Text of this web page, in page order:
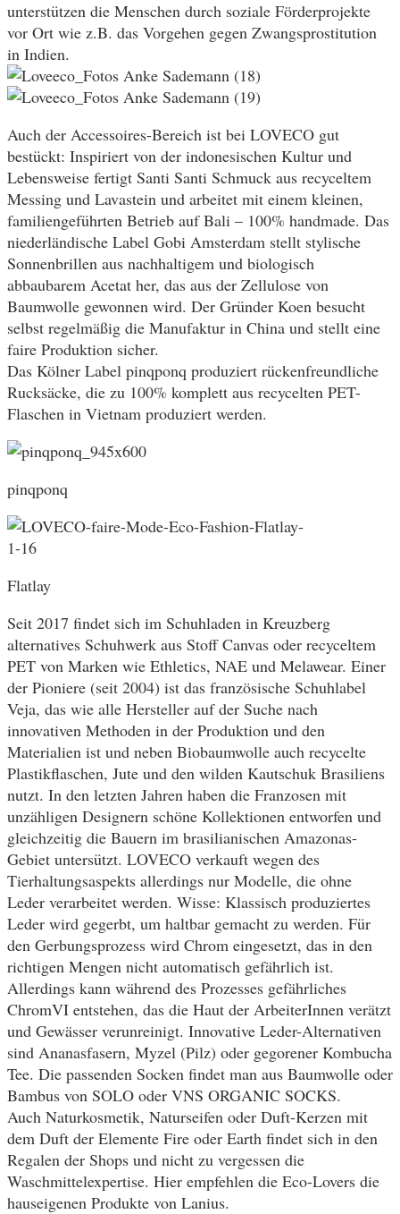
unterstützen die Menschen durch soziale Förderprojekte
vor Ort wie z.B. das Vorgehen gegen Zwangsprostitution
in Indien.
Auch der Accessoires-Bereich ist bei LOVECO gut
bestückt: Inspiriert von der indonesischen Kultur und
Lebensweise fertigt Santi Santi Schmuck aus recyceltem
Messing und Lavastein und arbeitet mit einem kleinen,
familiengeführten Betrieb auf Bali – 100% handmade. Das
niederländische Label Gobi Amsterdam stellt stylische
Sonnenbrillen aus nachhaltigem und biologisch
abbaubarem Acetat her, das aus der Zellulose von
Baumwolle gewonnen wird. Der Gründer Koen besucht
selbst regelmäßig die Manufaktur in China und stellt eine
faire Produktion sicher.
Das Kölner Label pinqponq produziert rückenfreundliche
Rucksäcke, die zu 100% komplett aus recycelten PET-
Flaschen in Vietnam produziert werden.
pinqponq
Flatlay
Seit 2017 findet sich im Schuhladen in Kreuzberg
alternatives Schuhwerk aus Stoff Canvas oder recyceltem
PET von Marken wie Ethletics, NAE und Melawear. Einer
der Pioniere (seit 2004) ist das französische Schuhlabel
Veja, das wie alle Hersteller auf der Suche nach
innovativen Methoden in der Produktion und den
Materialien ist und neben Biobaumwolle auch recycelte
Plastikflaschen, Jute und den wilden Kautschuk Brasiliens
nutzt. In den letzten Jahren haben die Franzosen mit
unzähligen Designern schöne Kollektionen entworfen und
gleichzeitig die Bauern im brasilianischen Amazonas-
Gebiet untersützt. LOVECO verkauft wegen des
Tierhaltungsaspekts allerdings nur Modelle, die ohne
Leder verarbeitet werden. Wisse: Klassisch produziertes
Leder wird gegerbt, um haltbar gemacht zu werden. Für
den Gerbungsprozess wird Chrom eingesetzt, das in den
richtigen Mengen nicht automatisch gefährlich ist.
Allerdings kann während des Prozesses gefährliches
ChromVI entstehen, das die Haut der ArbeiterInnen verätzt
und Gewässer verunreinigt. Innovative Leder-Alternativen
sind Ananasfasern, Myzel (Pilz) oder gegorener Kombucha
Tee. Die passenden Socken findet man aus Baumwolle oder
Bambus von SOLO oder VNS ORGANIC SOCKS.
Auch Naturkosmetik, Naturseifen oder Duft-Kerzen mit
dem Duft der Elemente Fire oder Earth findet sich in den
Regalen der Shops und nicht zu vergessen die
Waschmittelexpertise. Hier empfehlen die Eco-Lovers die
hauseigenen Produkte von Lanius.